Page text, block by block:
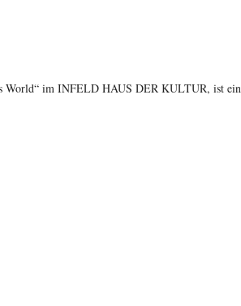
im INFELD HAUS DER KULTUR, ist